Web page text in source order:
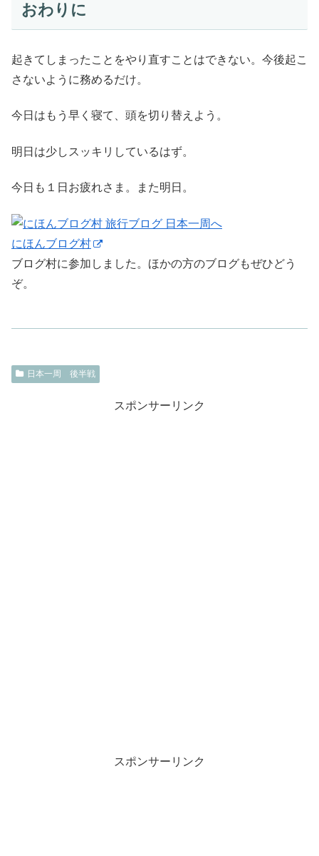
おわりに
起きてしまったことをやり直すことはできない。今後起こ
さないように務めるだけ。
今日はもう早く寝て、頭を切り替えよう。
明日は少しスッキリしているはず。
今日も１日お疲れさま。また明日。
にほんブログ村
ブログ村に参加しました。ほかの方のブログもぜひどう
ぞ。
日本一周 後半戦
スポンサーリンク
スポンサーリンク